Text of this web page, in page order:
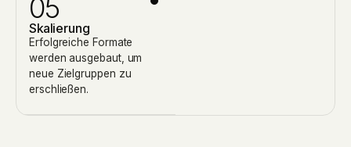
05
Skalierung
Erfolgreiche Formate
werden ausgebaut, um
neue Zielgruppen zu
erschließen.